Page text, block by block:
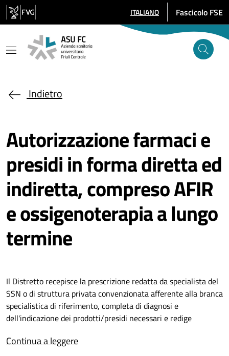
Salta al contenuto principale
SELEZIONE LINGUA: LINGUA
ITALIANO Fascicolo FSE
Indietro
Autorizzazione farmaci e
presidi in forma diretta ed
indiretta, compreso AFIR
e ossigenoterapia a lungo
termine
Il Distretto recepisce la prescrizione redatta da specialista del
SSN o di struttura privata convenzionata afferente alla branca
specialistica di riferimento, completa di diagnosi e
dell'indicazione dei prodotti/presidi necessari e redige
Continua a leggere